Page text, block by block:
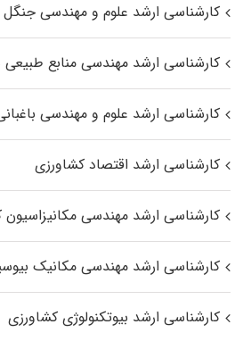
کارشناسی ارشد علوم و مهندسی جنگل
کارشناسی ارشد مهندسی منابع طبیعی
کارشناسی ارشد علوم و مهندسی
کارشناسی ارشد اقتصاد کشاورزی
کارشناسی ارشد مهندسی
کارشناسی ارشد مهندسی مکانیک
کارشناسی ارشد بیوتکنولوژی کشاورزی